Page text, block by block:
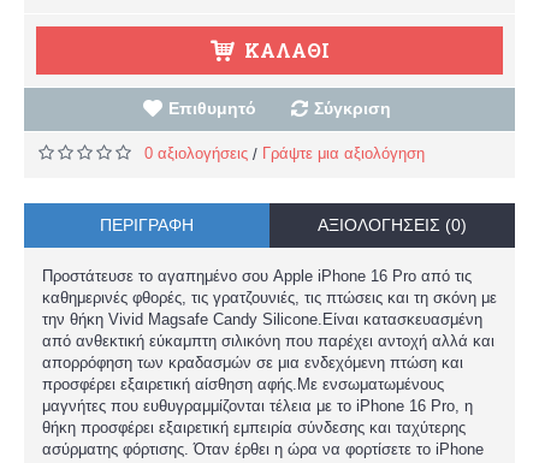
ΚΑΛΆΘΙ
Επιθυμητό Σύγκριση
0 αξιολογήσεις / Γράψτε μια αξιολόγηση
ΠΕΡΙΓΡΑΦΉ ΑΞΙΟΛΟΓΉΣΕΙΣ (0)
Προστάτευσε το αγαπημένο σου Apple iPhone 16 Pro από τις
καθημερινές φθορές, τις γρατζουνιές, τις πτώσεις και τη σκόνη με
την θήκη Vivid Magsafe Candy Silicone.Είναι κατασκευασμένη
από ανθεκτική εύκαμπτη σιλικόνη που παρέχει αντοχή αλλά και
απορρόφηση των κραδασμών σε μια ενδεχόμενη πτώση και
προσφέρει εξαιρετική αίσθηση αφής.Με ενσωματωμένους
μαγνήτες που ευθυγραμμίζονται τέλεια με το iPhone 16 Pro, η
θήκη προσφέρει εξαιρετική εμπειρία σύνδεσης και ταχύτερης
ασύρματης φόρτισης. Όταν έρθει η ώρα να φορτίσετε το iPhone